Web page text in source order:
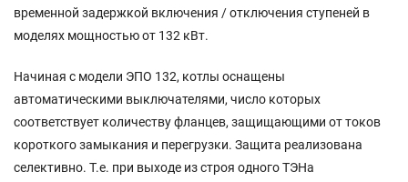
временной задержкой включения / отключения ступеней в
моделях мощностью от 132 кВт.
Начиная с модели ЭПО 132, котлы оснащены
автоматическими выключателями, число которых
соответствует количеству фланцев, защищающими от токов
короткого замыкания и перегрузки. Защита реализована
селективно. Т.е. при выходе из строя одного ТЭНа